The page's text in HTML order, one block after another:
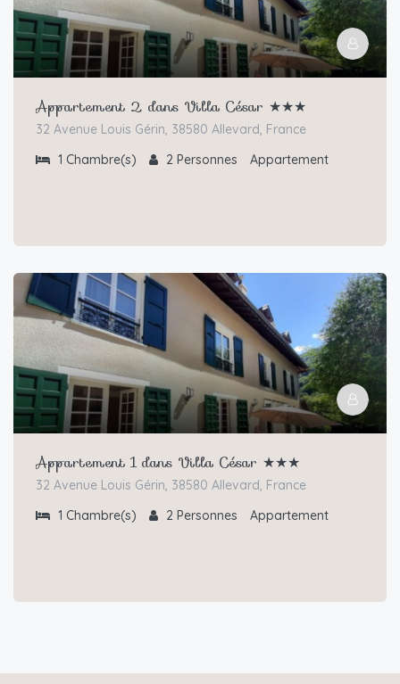
Appartement 2 dans Villa César ★★★
32 Avenue Louis Gérin, 38580 Allevard, France
1 Chambre(s) 2 Personnes Appartement
Appartement 1 dans Villa César ★★★
32 Avenue Louis Gérin, 38580 Allevard, France
1 Chambre(s) 2 Personnes Appartement